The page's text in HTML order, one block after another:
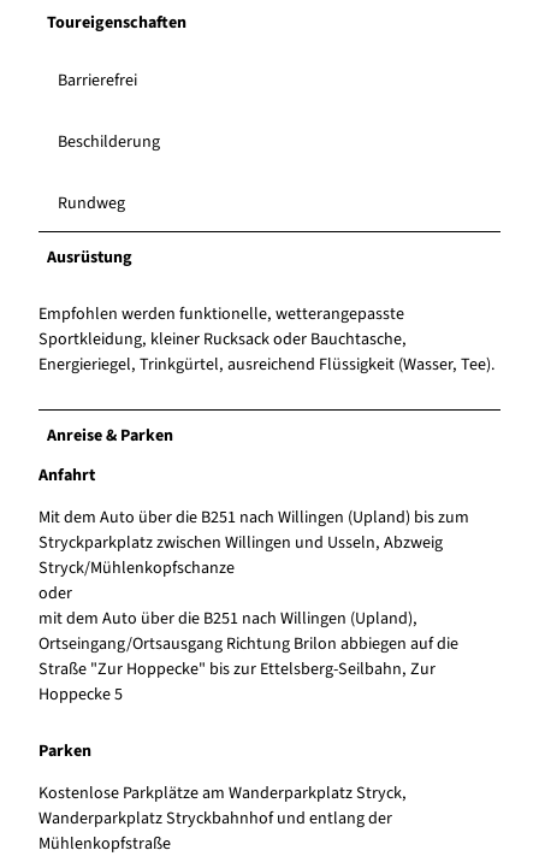
Toureigenschaften
Barrierefrei
Beschilderung
Rundweg
Ausrüstung
Empfohlen werden funktionelle, wetterangepasste
Sportkleidung, kleiner Rucksack oder Bauchtasche,
Energieriegel, Trinkgürtel, ausreichend Flüssigkeit (Wasser, Tee).
Anreise & Parken
Anfahrt
Mit dem Auto über die B251 nach Willingen (Upland) bis zum
Stryckparkplatz zwischen Willingen und Usseln, Abzweig
Stryck/Mühlenkopfschanze
oder
mit dem Auto über die B251 nach Willingen (Upland),
Ortseingang/Ortsausgang Richtung Brilon abbiegen auf die
Straße "Zur Hoppecke" bis zur Ettelsberg-Seilbahn, Zur
Hoppecke 5
Parken
Kostenlose Parkplätze am Wanderparkplatz Stryck,
Wanderparkplatz Stryckbahnhof und entlang der
Mühlenkopfstraße